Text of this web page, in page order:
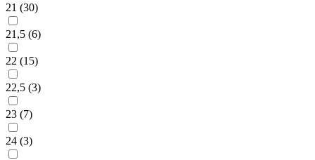
21 (30)
21,5 (6)
22 (15)
22,5 (3)
23 (7)
24 (3)